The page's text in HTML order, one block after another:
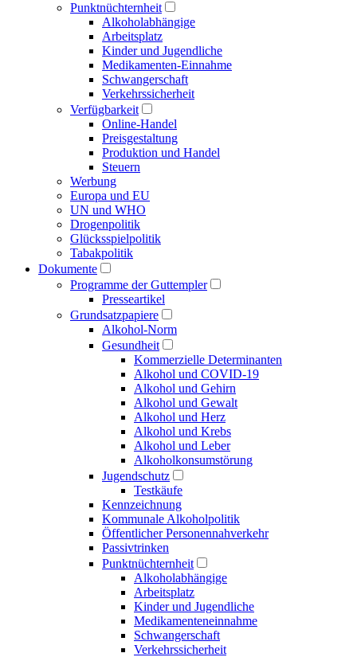
Punktnüchternheit
Alkoholabhängige
Arbeitsplatz
Kinder und Jugendliche
Medikamenten-Einnahme
Schwangerschaft
Verkehrssicherheit
Verfügbarkeit
Online-Handel
Preisgestaltung
Produktion und Handel
Steuern
Werbung
Europa und EU
UN und WHO
Drogenpolitik
Glücksspielpolitik
Tabakpolitik
Dokumente
Programme der Guttempler
Presse­artikel
Grundsatzpapiere
Alkohol-Norm
Gesundheit
Kommerzielle Determinanten
Alkohol und COVID-19
Alkohol und Gehirn
Alkohol und Gewalt
Alkohol und Herz
Alkohol und Krebs
Alkohol und Leber
Alkoholkonsumstörung
Jugendschutz
Testkäufe
Kennzeichnung
Kommunale Alkoholpolitik
Öffentlicher Personen­nahverkehr
Passivtrinken
Punkt­nüchternheit
Alkohol­abhängige
Arbeitsplatz
Kinder und Jugendliche
Medikamenten­einnahme
Schwangerschaft
Verkehrs­sicherheit